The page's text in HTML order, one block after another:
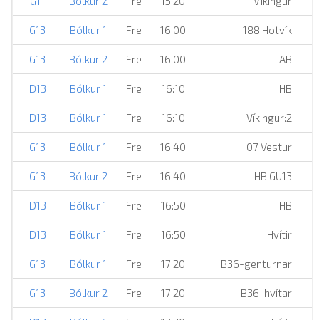
G13 Bólkur 1 Fre 16:00 188 Hotvík
G13 Bólkur 2 Fre 16:00 AB
D13 Bólkur 1 Fre 16:10 HB
D13 Bólkur 1 Fre 16:10 Víkingur:2
G13 Bólkur 1 Fre 16:40 07 Vestur
G13 Bólkur 2 Fre 16:40 HB GU13
D13 Bólkur 1 Fre 16:50 HB
D13 Bólkur 1 Fre 16:50 Hvítir
G13 Bólkur 1 Fre 17:20 B36-genturnar
G13 Bólkur 2 Fre 17:20 B36-hvítar